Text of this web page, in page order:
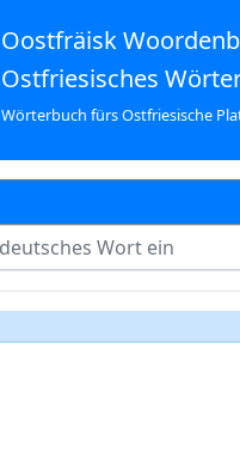
Oostfräisk
Ostfriesisches
Wörterbuch fürs Ostfriesische